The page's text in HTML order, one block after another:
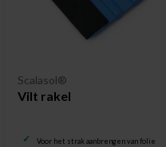
Scalasol®
Vilt rakel
Voor het strak aanbrengen van folie